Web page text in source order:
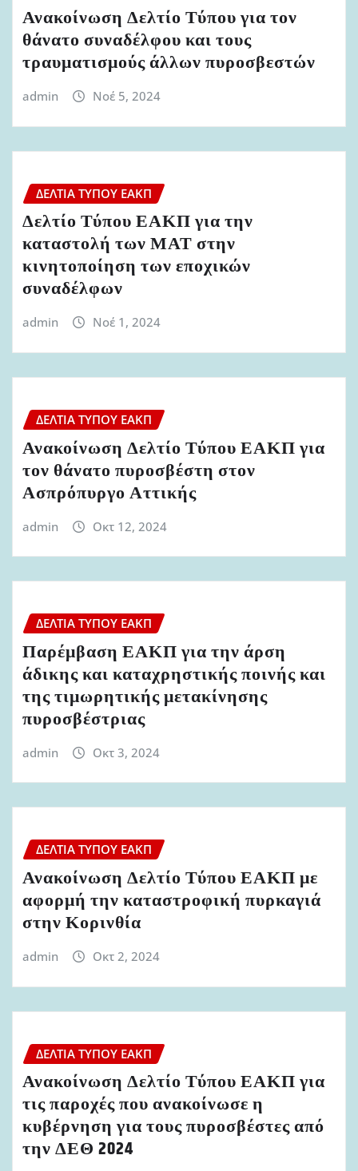
Ανακοίνωση Δελτίο Τύπου για τον
θάνατο συναδέλφου και τους
τραυματισμούς άλλων πυροσβεστών
admin Νοέ 5, 2024
ΔΕΛΤΊΑ ΤΎΠΟΥ ΕΑΚΠ
Δελτίο Τύπου ΕΑΚΠ για την
καταστολή των ΜΑΤ στην
κινητοποίηση των εποχικών
συναδέλφων
admin Νοέ 1, 2024
ΔΕΛΤΊΑ ΤΎΠΟΥ ΕΑΚΠ
Ανακοίνωση Δελτίο Τύπου ΕΑΚΠ για
τον θάνατο πυροσβέστη στον
Ασπρόπυργο Αττικής
admin Οκτ 12, 2024
ΔΕΛΤΊΑ ΤΎΠΟΥ ΕΑΚΠ
Παρέμβαση ΕΑΚΠ για την άρση
άδικης και καταχρηστικής ποινής και
της τιμωρητικής μετακίνησης
πυροσβέστριας
admin Οκτ 3, 2024
ΔΕΛΤΊΑ ΤΎΠΟΥ ΕΑΚΠ
Ανακοίνωση Δελτίο Τύπου ΕΑΚΠ με
αφορμή την καταστροφική πυρκαγιά
στην Κορινθία
admin Οκτ 2, 2024
ΔΕΛΤΊΑ ΤΎΠΟΥ ΕΑΚΠ
Ανακοίνωση Δελτίο Τύπου ΕΑΚΠ για
τις παροχές που ανακοίνωσε η
κυβέρνηση για τους πυροσβέστες από
την ΔΕΘ 2024